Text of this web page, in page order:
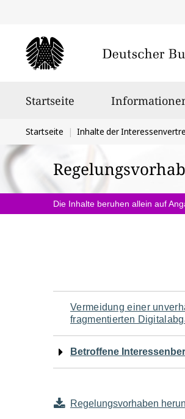
Startseite
Sie
befinden
sich
hier:
Startseite Inhalte der
Die Inhalte beruhen allein auf
Navigation
für
den
Seiteninhalt
Vermeidung einer
fragmentierten
Betroffene
Regelungsvorhaben